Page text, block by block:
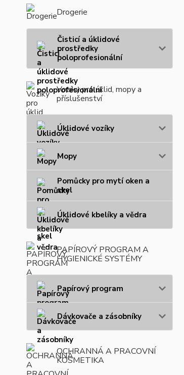
Drogerie
Čisticí a úklidové
prostředky
poloprofesionální
Vozíky pro úklid, mopy a
příslušenství
Úklidové vozíky
Mopy
Pomůcky pro mytí oken a
skel
Úklidové kbelíky a vědra
PAPÍROVÝ PROGRAM A
HYGIENICKÉ SYSTÉMY
Papírový program
Dávkovače a zásobníky
OCHRANNÁ A PRACOVNÍ
KOSMETIKA